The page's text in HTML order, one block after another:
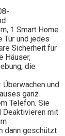
1 Smart Home
Tür und jedes
Sicherheit für
Häuser,
die
und
ganz
Telefon. Sie
Deaktivieren mit
dann geschützt